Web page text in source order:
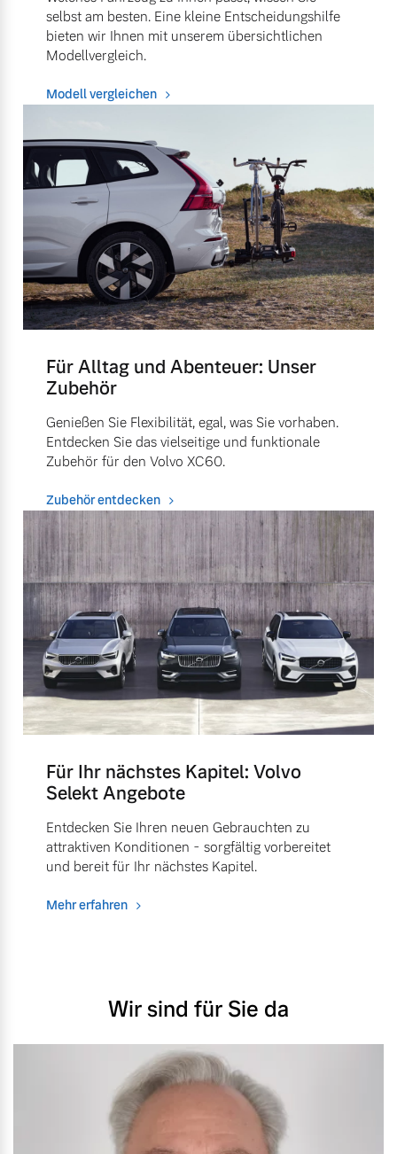
selbst am besten. Eine kleine Entscheidungshilfe
bieten wir Ihnen mit unserem übersichtlichen
Modellvergleich.
Modell vergleichen
Für Alltag und Abenteuer: Unser
Zubehör
Genießen Sie Flexibilität, egal, was Sie vorhaben.
Entdecken Sie das vielseitige und funktionale
Zubehör für den Volvo XC60.
Zubehör entdecken
Für Ihr nächstes Kapitel: Volvo
Selekt Angebote
Entdecken Sie Ihren neuen Gebrauchten zu
attraktiven Konditionen - sorgfältig vorbereitet
und bereit für Ihr nächstes Kapitel.
Mehr erfahren
Wir sind für Sie da